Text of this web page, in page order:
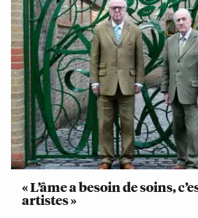
« L’âme a besoin de soins,
artistes »